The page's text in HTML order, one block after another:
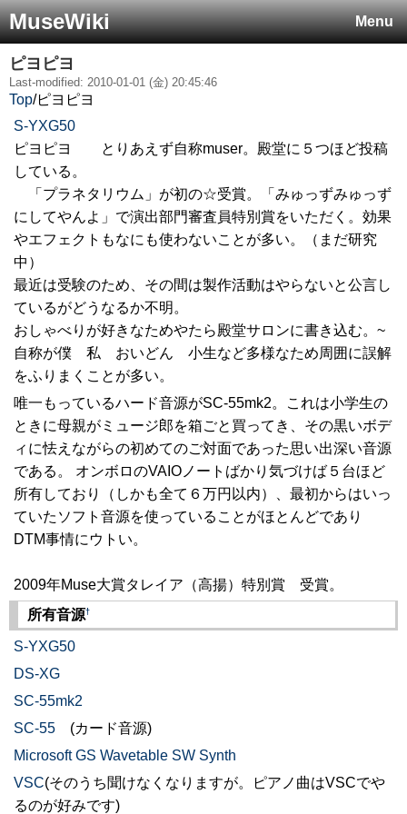
Menu
MuseWiki
ピヨピヨ
Last-modified: 2010-01-01 (金) 20:45:46
Top/ピヨピヨ
S-YXG50
ピヨピヨ とりあえず自称muser。殿堂に５つほど投稿
している。
「プラネタリウム」が初の☆受賞。「みゅっずみゅっず
にしてやんよ」で演出部門審査員特別賞をいただく。効果
やエフェクトもなにも使わないことが多い。（まだ研究
中）
最近は受験のため、その間は製作活動はやらないと公言し
ているがどうなるか不明。
おしゃべりが好きなためやたら殿堂サロンに書き込む。~
自称が僕 私 おいどん 小生など多様なため周囲に誤解
をふりまくことが多い。
唯一もっているハード音源がSC-55mk2。これは小学生の
ときに母親がミュージ郎を箱ごと買ってき、その黒いボデ
ィに怯えながらの初めてのご対面であった思い出深い音源
である。 オンボロのVAIOノートばかり気づけば５台ほど
所有しており（しかも全て６万円以内）、最初からはいっ
ていたソフト音源を使っていることがほとんどであり
DTM事情にウトい。
2009年Muse大賞タレイア（高揚）特別賞 受賞。
所有音源†
S-YXG50
DS-XG
SC-55mk2
SC-55 (カード音源)
Microsoft GS Wavetable SW Synth
VSC(そのうち聞けなくなりますが。ピアノ曲はVSCでや
るのが好みです)